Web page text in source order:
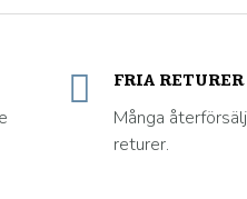
FRIA RETURER
Många
returer.